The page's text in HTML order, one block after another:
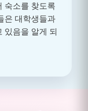
숙소를 찾도록
은 대학생들과
있음을 알게 되